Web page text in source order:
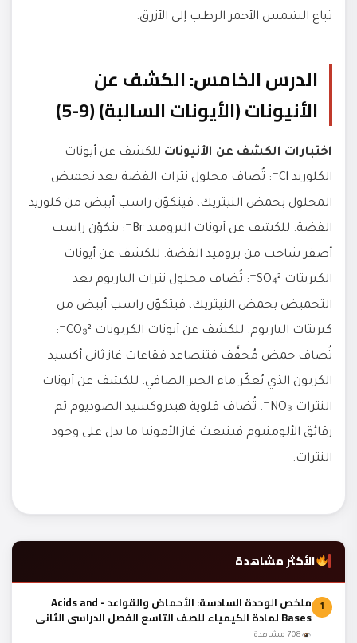
تباع الشمس الأحمر الرطب إلى الأزرق.
الدرس الخامس: الكشف عن
الأنيونات (الأيونات السالبة) (9-5)
اختبارات الكشف عن الأنيونات للكشف عن أيونات
الكلوريد Cl⁻: تُضاف محلول نترات الفضة بعد تحميض
المحلول بحمض النيتريك، فيتكوّن راسب أبيض من كلوريد
الفضة. للكشف عن أيونات البروميد Br⁻: يتكوّن راسب
أصفر شاحب من بروميد الفضة. للكشف عن أيونات
الكبريتات SO₄²⁻: تُضاف محلول نترات الباريوم بعد
التحميض بحمض النيتريك، فيتكوّن راسب أبيض من
كبريتات الباريوم. للكشف عن أيونات الكربونات CO₃²⁻:
تُضاف حمض مُخفَّف فتتصاعد فقاعات غاز ثاني أكسيد
الكربون الذي يُعكّر ماء الجير الصافي. للكشف عن أيونات
النترات NO₃⁻: تُضاف قلوية هيدروكسيد الصوديوم ثم
رقائق الألومنيوم فينبعث غاز الأمونيا ما يدل على وجود
النترات.
الأكثر مشاهدة
1 ملخص الوحدة السادسة: الأحماض والقواعد - Acids and
Bases لمادة الكيمياء للصف التاسع الفصل الدراسي الثاني
المنهج العماني
708 مشاهدة